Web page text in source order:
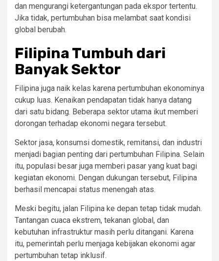
dan mengurangi ketergantungan pada ekspor tertentu.
Jika tidak, pertumbuhan bisa melambat saat kondisi
global berubah.
Filipina Tumbuh dari
Banyak Sektor
Filipina juga naik kelas karena pertumbuhan ekonominya
cukup luas. Kenaikan pendapatan tidak hanya datang
dari satu bidang. Beberapa sektor utama ikut memberi
dorongan terhadap ekonomi negara tersebut.
Sektor jasa, konsumsi domestik, remitansi, dan industri
menjadi bagian penting dari pertumbuhan Filipina. Selain
itu, populasi besar juga memberi pasar yang kuat bagi
kegiatan ekonomi. Dengan dukungan tersebut, Filipina
berhasil mencapai status menengah atas.
Meski begitu, jalan Filipina ke depan tetap tidak mudah.
Tantangan cuaca ekstrem, tekanan global, dan
kebutuhan infrastruktur masih perlu ditangani. Karena
itu, pemerintah perlu menjaga kebijakan ekonomi agar
pertumbuhan tetap inklusif.